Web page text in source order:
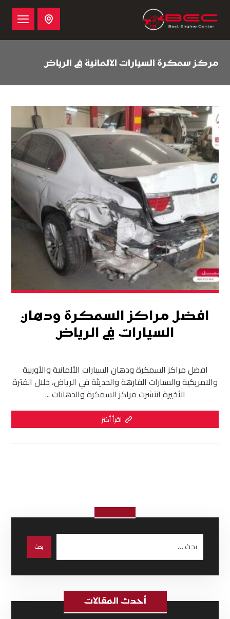
مركز سمكرة السيارات الالمانية في الرياض
افضل مراكز السمكرة ودهان
السيارات في الرياض
افضل مراكز السمكرة ودهان السيارات الألمانية والأوربية
والامريكية والسيارات الفارهة والحديثة في الرياض، خلال الفترة
الأخيرة انتشرت مراكز السمكرة والدهانات ...
اقرأ أكثر
أحدث المقالات